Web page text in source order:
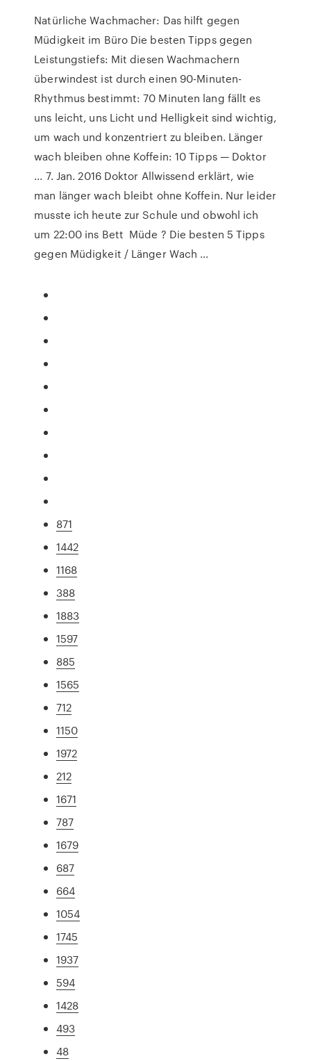
Natürliche Wachmacher: Das hilft gegen
Müdigkeit im Büro Die besten Tipps gegen
Leistungstiefs: Mit diesen Wachmachern
überwindest ist durch einen 90-Minuten-
Rhythmus bestimmt: 70 Minuten lang fällt es
uns leicht, uns Licht und Helligkeit sind wichtig,
um wach und konzentriert zu bleiben. Länger
wach bleiben ohne Koffein: 10 Tipps — Doktor
... 7. Jan. 2016 Doktor Allwissend erklärt, wie
man länger wach bleibt ohne Koffein. Nur leider
musste ich heute zur Schule und obwohl ich
um 22:00 ins Bett Müde ? Die besten 5 Tipps
gegen Müdigkeit / Länger Wach ...
871
1442
1168
388
1883
1597
885
1565
712
1150
1972
212
1671
787
1679
687
664
1054
1745
1937
594
1428
493
48